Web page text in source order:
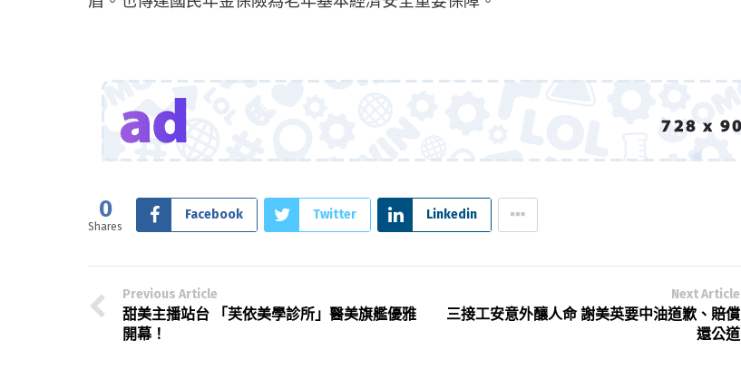
0
Shares
Facebook Twitter Linkedin
Previous Article
甜美主播站台 「芙依美學診所」醫美旗艦優雅
開幕！
Next Article
三接工安意外釀人命 謝美英要中油道歉、賠償
還公道